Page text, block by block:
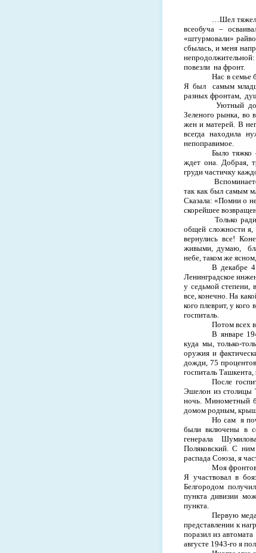
…Шел
всеобуча –
«штурмова­ли»
сбы­лась, и меня
повезли на фронт.
Нас в семье
Я был
самым
разных фронтам,
Уютный
Зеленого рынка, во
жен и матерей. В
всегда находила
непоправимое.
Было тяжко
ждет она. Добрая,
груди частичку
так как был самым
Сказала: «Помни о
скорейшее
Только
общей сложности я,
вернулись все!
живыми, думаю,
небе, таком же
В декабре
Ленинградское
у седьмой степени,
все, конечно. На
кого плеврит, у
госпиталь.
Потом всех
В январе
куда мы, только-
ору­жия и
дожди, 75
госпиталь Ташкента,
После
Эшелон из столицы
ночь. Минометный
домом родным,
Но сам я
были включены в
генерала
Поляковский. С
распада Союза, я
Моя
Я уча­ствовал в
Белгородом
пункта дивизии
пункта.
Первую
пред­ставлении к
поразил из
августе 1943-го я